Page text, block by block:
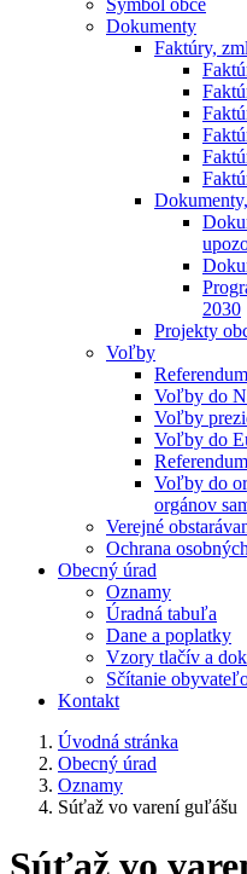
Symbol obce
Dokumenty
Faktúry,
2030
Projekty
Voľby
Voľby do
Voľby
Voľby do
Voľby do
orgánov
Verejné
Ochrana
Obecný úrad
Oznamy
Úradná tabuľa
Dane a poplatky
Vzory tlačív a
Sčítanie
Kontakt
Úvodná stránka
Obecný úrad
Oznamy
Súťaž vo varení guľášu